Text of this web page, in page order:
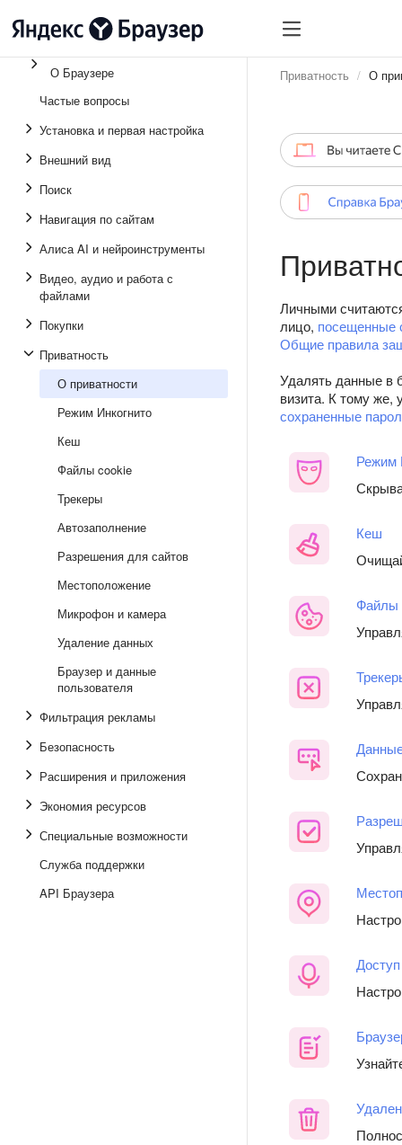
О Браузере
Частые вопросы
Установка и первая настройка
Внешний вид
Поиск
Навигация по сайтам
Алиса AI и нейроинструменты
Видео, аудио и работа с
файлами
Покупки
Приватность
О приватности
Режим Инкогнито
Кеш
Файлы cookie
Трекеры
Автозаполнение
Разрешения для сайтов
Местоположение
Микрофон и камера
Удаление данных
Браузер и данные
пользователя
Фильтрация рекламы
Безопасность
Расширения и приложения
Экономия ресурсов
Специальные возможности
Служба поддержки
API Браузера
Приватность О
Личными
лицо, посещенные
Общие правила
Удалять данные в
визита. К тому же,
сохраненные
Режим
Кеш
Файлы